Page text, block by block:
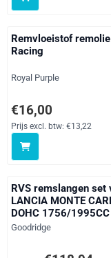
Remvloeistof
Racing
Merk:
Royal Purple
Prijs: 16,00, exclusief
€16,00
Prijs excl. btw: €13,22
RVS remslangen set
LANCIA MONTE
DOHC 1756/
00/75 - 00/84
Merk:
Goodridge